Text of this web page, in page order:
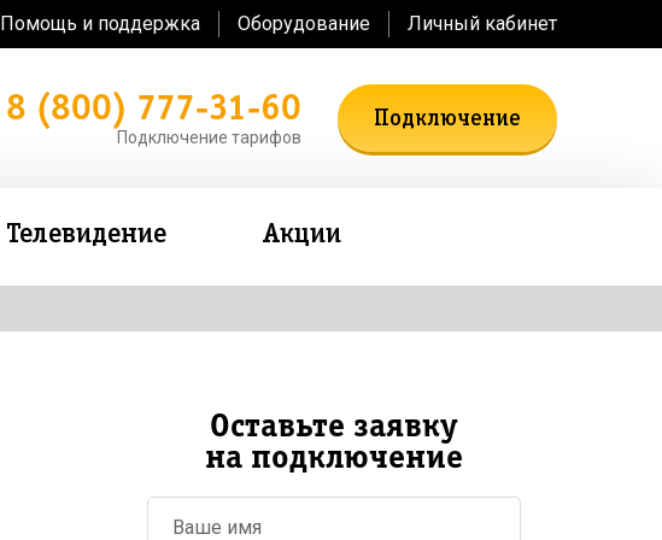
Помощь и поддержка Оборудование Личный кабинет
8 (800) 777-31-60
Подключение тарифов
Подключение
Телевидение Акции
Оставьте заявку
на подключение